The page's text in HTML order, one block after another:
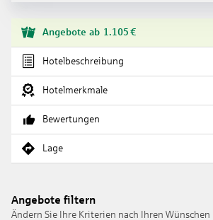
Angebote ab 1.105 €
Hotelbeschreibung
Hotelmerkmale
Bewertungen
Lage
Angebote filtern
Ändern Sie Ihre Kriterien nach Ihren Wünschen